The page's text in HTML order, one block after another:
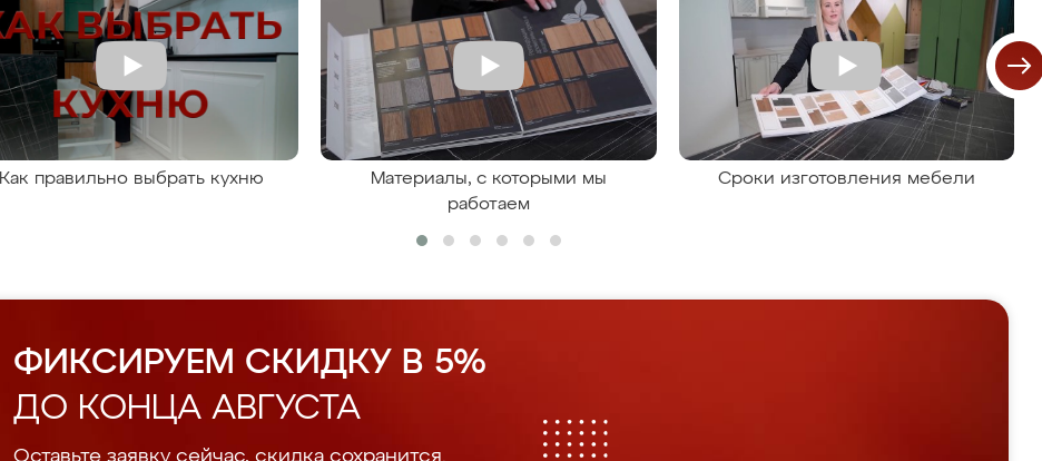
Как правильно выбрать кухню
Материалы, с которыми мы
работаем
Сроки изготовления мебели
ФИКСИРУЕМ СКИДКУ В 5%
ДО КОНЦА АВГУСТА
Оставьте заявку сейчас, скидка сохранится.